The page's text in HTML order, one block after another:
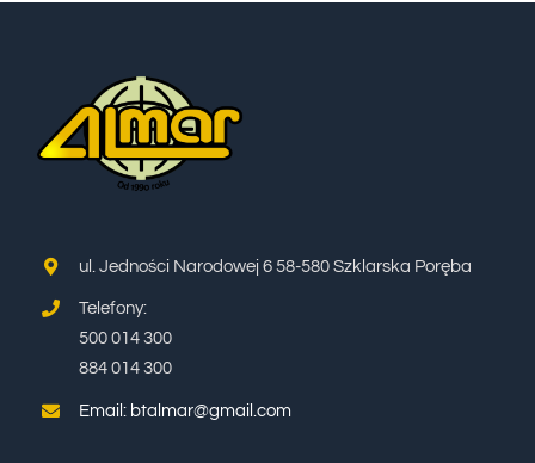
KONTAKT
ul. Jedności Narodowej 6 58-580 Szklarska Poręba
Telefony:
500 014 300
884 014 300
Email: btalmar@gmail.com